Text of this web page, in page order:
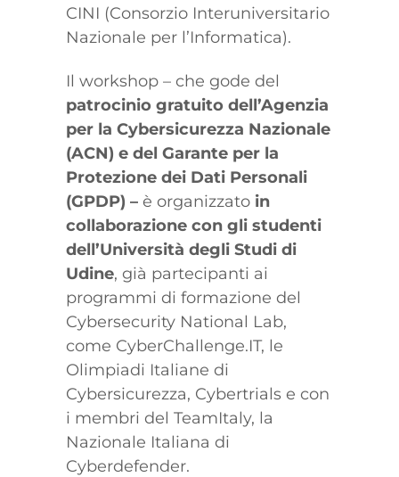
CINI (Consorzio Interuniversitario
Nazionale per l’Informatica).
Il workshop – che gode del
patrocinio gratuito dell’Agenzia
per la Cybersicurezza Nazionale
(ACN) e del Garante per la
Protezione dei Dati Personali
(GPDP) – è organizzato in
collaborazione con gli studenti
dell’Università degli Studi di
Udine, già partecipanti ai
programmi di formazione del
Cybersecurity National Lab,
come CyberChallenge.IT, le
Olimpiadi Italiane di
Cybersicurezza, Cybertrials e con
i membri del TeamItaly, la
Nazionale Italiana di
Cyberdefender.